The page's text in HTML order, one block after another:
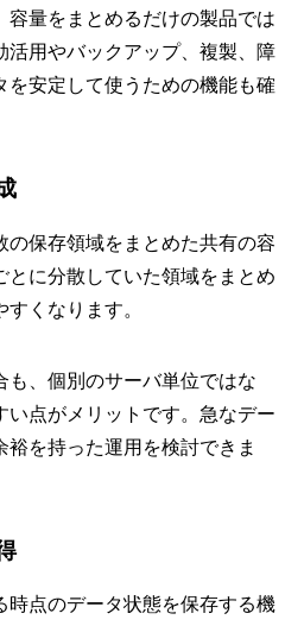
容量をまとめるだけの製品では
活用やバックアップ、複製、障
安定して使うための機能も確
の保存領域をまとめた共有の容
に分散していた領域をまとめ
くなります。
、個別のサーバ単位ではな
い点がメリットです。急なデー
を持った運用を検討できま
時点のデータ状態を保存する機